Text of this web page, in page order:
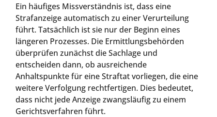
Ein häufiges Missverständnis ist, dass eine
Strafanzeige automatisch zu einer Verurteilung
führt. Tatsächlich ist sie nur der Beginn eines
längeren Prozesses. Die Ermittlungsbehörden
überprüfen zunächst die Sachlage und
entscheiden dann, ob ausreichende
Anhaltspunkte für eine Straftat vorliegen, die eine
weitere Verfolgung rechtfertigen. Dies bedeutet,
dass nicht jede Anzeige zwangsläufig zu einem
Gerichtsverfahren führt.